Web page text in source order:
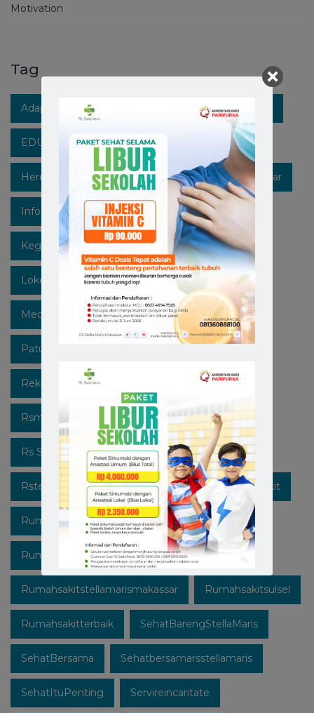
Motivation
Tag
Adaptasi Kebiasaan Baru Berita RS Stella Maris
EDUKASIKESEHATAN
Hereforyou Hidupsehat Hospitalinmakassar
Infokesehatan Informasi Instagram
Kegiatan Lawan Covid-19 Likeforfollow
Lokermakassar Makassar Mediaedukasi
Medicalcheckup Open Recruitment
Patuhi Protokol
Rekrutmen Karyawan Baru Rsmakassar
Rsmakassarramah Rssm Rsstellamaris
Rs Stella Maris Rsstellamarismakassar
Rsterbaik Rsterbaikdimakassar Rumahsakit
Rumahsakitkatolik Rumahsakitmakassar
Rumahsakitstellamaris
Rumahsakitstellamarismakassar Rumahsakitsulsel
Rumahsakitterbaik SehatBarengStellaMaris
SehatBersama Sehatbersamarsstellamaris
SehatItuPenting Servireincaritate